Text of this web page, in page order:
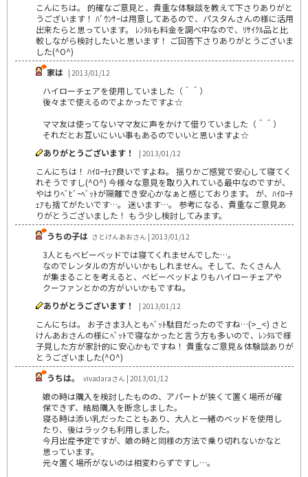
こんにちは。 的確なご意見と、貴重な体験談を教えて下さりありがと
うございます！ ﾊﾞｳﾝｻｰは用意してあるので、パスタんさんの様に活用
出来たらと思っています。 ﾚﾝﾀﾙも料金を調べ中なので、ﾘｻｲｸﾙ品と比
較しながら検討したいと思います！ ご回答下さりありがとうございま
した(^O^)
家は | 2013/01/12
ハイローチェアを使用していました（＾＾）
後々まで使えるのでよかったですよ☆
ママ友は使ってないママ友に声をかけて借りていました（＾＾）
それだとお互いにいい事もあるのでいいと思いますよ☆
ありがとうございます！
| 2013/01/12
こんにちは！ ﾊｲﾛｰﾁｪｱ良いですよね。 揺りかご感覚で安心して寝てく
れそうですし(^O^) 今様々な意見を取り入れている最中なのですが、
やはりﾍﾞﾋﾞｰﾍﾞｯﾄが隔離でき安心かなぁと感じております。 が、ﾊｲﾛｰﾁ
ｪｱも捨てがたいです…。 迷います…。 参考になる、貴重なご意見あ
りがとうございました！ もう少し検討してみます。
うちの子は さとけんあおさん | 2013/01/12
3人ともベビーベッドでは寝てくれませんでした…。
なのでレンタルの方がいいかもしれません。そして、たくさん人
が集まることを考えると、ベビーベッドよりもハイローチェアや
クーファンとかの方がいいかもですね。
ありがとうございます！
| 2013/01/12
こんにちは。 お子さま3人ともﾍﾞｯﾄ駄目だったのですね…(>_<) さと
けんあおさんの様にﾍﾞｯﾄで寝なかったと言う方も多いので、ﾚﾝﾀﾙで様
子見した方が家計的に安心かもですね！ 貴重なご意見＆体験談ありが
とうございました(^O^)
うちは。
vivadaraさん | 2013/01/12
娘の時は購入を検討したものの、アパートが狭くて置く場所が確
保できず、結局購入を断念しました。
寝る時は添い乳だったこともあり、大人と一緒のベッドを使用し
たり、後はラックも利用しました。
今月出産予定ですが、娘の時と同様の方法で乗り切れないかなと
思っています。
元々置く場所がないのは相変わらずですし…。